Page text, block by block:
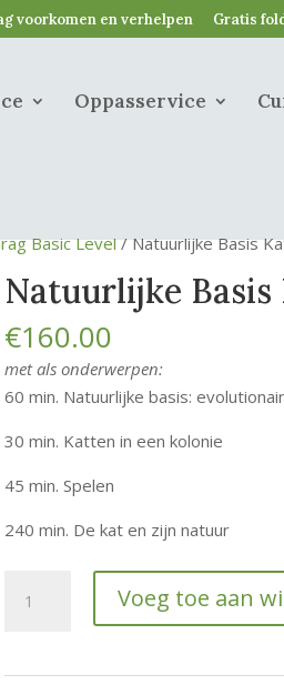
voorkomen en verhelpen Gratis
Oppasservice
Basic Level/ Natuurlijke Basis
Natuurlijke
€160.00
met als onderwerpen:
60 min. Natuurlijke basis:
30 min. Katten in een kolonie
45 min. Spelen
240 min. De kat en zijn natuur
Basis
Voeg toe aan